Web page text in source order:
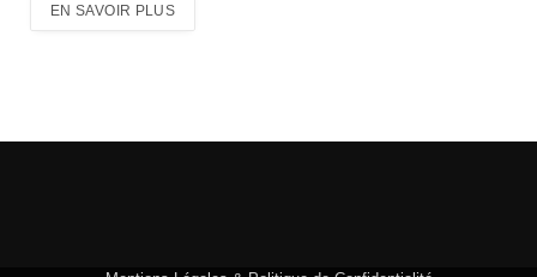
EN SAVOIR PLUS